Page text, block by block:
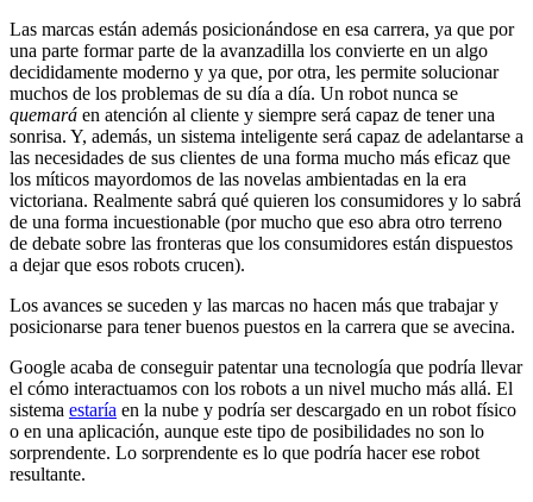
Las marcas están además posicionándose en esa carrera, ya que por
una parte formar parte de la avanzadilla los convierte en un algo
decididamente moderno y ya que, por otra, les permite solucionar
muchos de los problemas de su día a día. Un robot nunca se
quemará en atención al cliente y siempre será capaz de tener una
sonrisa. Y, además, un sistema inteligente será capaz de adelantarse a
las necesidades de sus clientes de una forma mucho más eficaz que
los míticos mayordomos de las novelas ambientadas en la era
victoriana. Realmente sabrá qué quieren los consumidores y lo sabrá
de una forma incuestionable (por mucho que eso abra otro terreno
de debate sobre las fronteras que los consumidores están dispuestos
a dejar que esos robots crucen).
Los avances se suceden y las marcas no hacen más que trabajar y
posicionarse para tener buenos puestos en la carrera que se avecina.
Google acaba de conseguir patentar una tecnología que podría llevar
el cómo interactuamos con los robots a un nivel mucho más allá. El
sistema estaría en la nube y podría ser descargado en un robot físico
o en una aplicación, aunque este tipo de posibilidades no son lo
sorprendente. Lo sorprendente es lo que podría hacer ese robot
resultante.